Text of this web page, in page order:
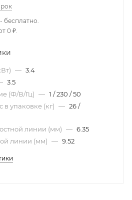
бесплатно.
0 ₽.
— 3.4
3.5
(Ф/В/Гц) — 1 / 230 / 50
в упаковке (кг) — 26 /
линии (мм) — 6.35
линии (мм) — 9.52